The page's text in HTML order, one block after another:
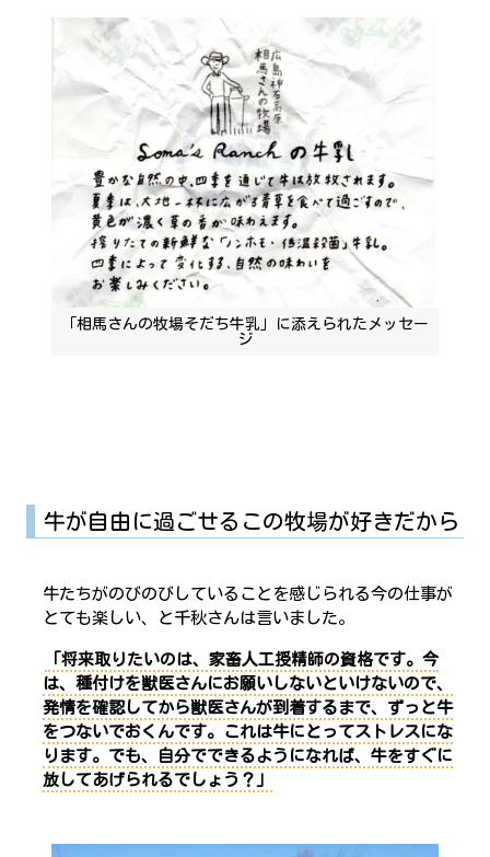
「相馬さんの牧場そだち牛乳」に添えられたメッセー
ジ
牛が自由に過ごせるこの牧場が好きだから
牛たちがのびのびしていることを感じられる今の仕事が
とても楽しい、と千秋さんは言いました。
「将来取りたいのは、家畜人工授精師の資格です。今
は、種付けを獣医さんにお願いしないといけないので、
発情を確認してから獣医さんが到着するまで、ずっと牛
をつないでおくんです。これは牛にとってストレスにな
ります。でも、
自分でできるようになれば、牛をすぐに
放してあげられるでしょう？」